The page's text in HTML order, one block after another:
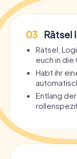
03 Rätsel
Rätsel,
euch in die
Habt ihr
Entlang